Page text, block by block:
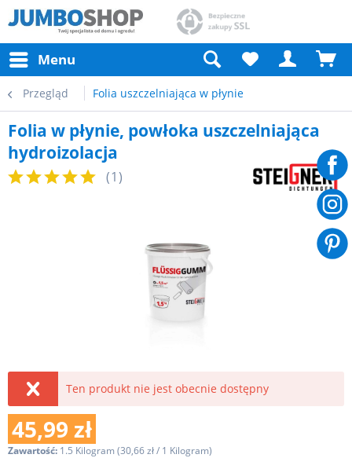
Menu
Przegląd Folia uszczelniająca w płynie
Folia w płynie, powłoka uszczelniająca
hydroizolacja
(1)
Ten produkt nie jest obecnie dostępny
45,99 zł
Zawartość: 1.5 Kilogram (30,66 zł / 1 Kilogram)